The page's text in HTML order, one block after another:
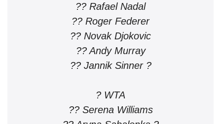
?? Rafael Nadal
?? Roger Federer
?? Novak Djokovic
?? Andy Murray
?? Jannik Sinner ?
? WTA
?? Serena Williams